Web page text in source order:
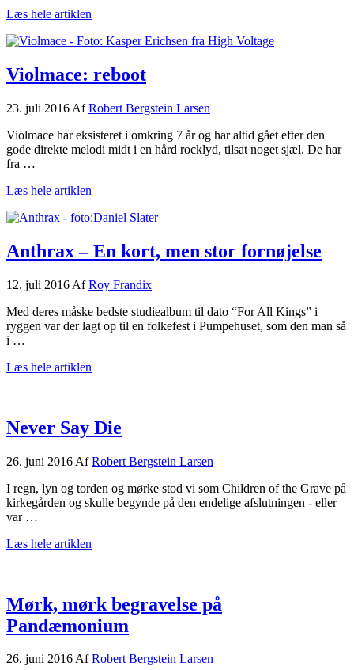
Læs hele artiklen
the…
Violmace: reboot
23. juli 2016 AfRobert Bergstein Larsen
Violmace har eksisteret i omkring 7 år og har altid gået efter den
gode direkte melodi midt i en hård rocklyd, tilsat noget sjæl. De har
fra …
Læs hele artiklen
reboot
Anthrax – En kort, men stor fornøjelse
12. juli 2016 AfRoy Frandix
Med deres måske bedste studiealbum til dato “For All Kings” i
ryggen var der lagt op til en folkefest i Pumpehuset, som den man så
i …
Læs hele artiklen
kort,
men
fornøjelse
Never Say Die
26. juni 2016 AfRobert Bergstein Larsen
I regn, lyn og torden og mørke stod vi som Children of the Grave på
kirkegården og skulle begynde på den endelige afslutningen - eller
var …
Læs hele artiklen
Mørk, mørk begravelse på
Pandæmonium
26. juni 2016AfRobert Bergstein Larsen